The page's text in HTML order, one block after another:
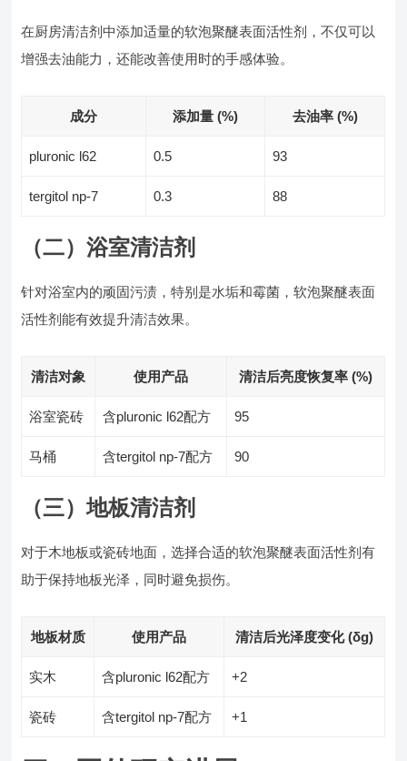
在厨房清洁剂中添加适量的软泡聚醚表面活性剂，不仅可以
增强去油能力，还能改善使用时的手感体验。
成分 添加量 (%) 去油率 (%)
pluronic l62 0.5 93
tergitol np-7 0.3 88
（二）浴室清洁剂
针对浴室内的顽固污渍，特别是水垢和霉菌，软泡聚醚表面
活性剂能有效提升清洁效果。
清洁对象 使用产品 清洁后亮度恢复率 (%)
浴室瓷砖 含pluronic l62配方 95
马桶 含tergitol np-7配方 90
（三）地板清洁剂
对于木地板或瓷砖地面，选择合适的软泡聚醚表面活性剂有
助于保持地板光泽，同时避免损伤。
地板材质 使用产品 清洁后光泽度变化 (δg)
实木 含pluronic l62配方 +2
瓷砖 含tergitol np-7配方 +1